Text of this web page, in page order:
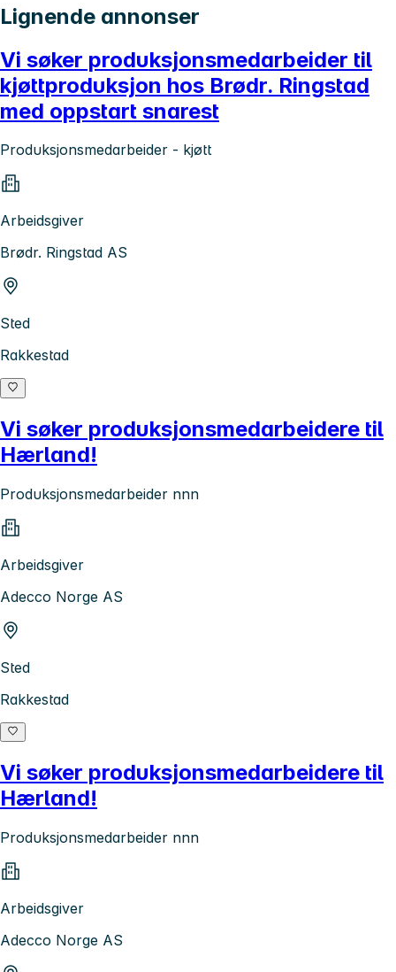
Lignende annonser
Vi søker produksjonsmedarbeider til
kjøttproduksjon hos Brødr. Ringstad
med oppstart snarest
Produksjonsmedarbeider - kjøtt
Arbeidsgiver
Brødr. Ringstad AS
Sted
Rakkestad
Vi søker produksjonsmedarbeidere til
Hærland!
Produksjonsmedarbeider nnn
Arbeidsgiver
Adecco Norge AS
Sted
Rakkestad
Vi søker produksjonsmedarbeidere til
Hærland!
Produksjonsmedarbeider nnn
Arbeidsgiver
Adecco Norge AS